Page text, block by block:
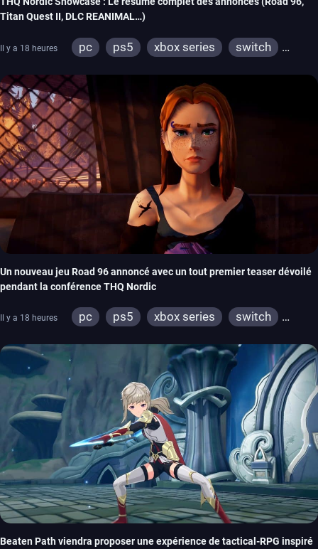
Titan Quest II, DLC REANIMAL…)
Il y a 18 heures pc ps5 xbox series
switch
Un nouveau jeu Road 96 annoncé avec un tout premier teaser dévoilé
pendant la conférence THQ Nordic
Il y a 18 heures pc ps5 xbox series
switch
Beaten Path viendra proposer une expérience de tactical-RPG inspiré